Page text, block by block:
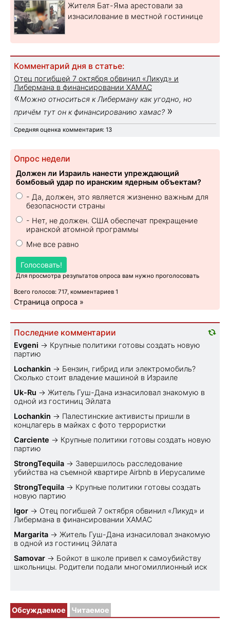
Жителя Бат-Яма арестовали за
изнасилование в местной гостинице
Комментарий дня в статье:
Отец погибшей 7 октября обвинил «Ликуд» и
Либермана в финансировании ХАМАС
«Можно относиться к Либерману как угодно, но
причём тут он к финансированию хамас? »
Средняя оценка комментария: 13
Опрос недели
Должен ли Израиль нанести упреждающий
бомбовый удар по иранским ядерным объектам?
- Да, должен, это является жизненно важным для
безопасности страны
- Нет, не должен. США обеспечат прекращение
иранской атомной программы
Мне все равно
Голосовать!
Для просмотра результатов опроса вам нужно проголосовать
Всего голосов: 717, комментариев 1
Страница опроса »
Последние комментарии
Evgeni → Крупные политики готовы создать новую
партию
Lochankin → Бензин, гибрид или электромобиль?
Cколько стоит владение машиной в Израиле
Uk-Ru → Житель Гуш-Дана изнасиловал знакомую в
одной из гостиниц Эйлата
Lochankin → Палестинские активисты пришли в
концлагерь в майках с фото террористки
Carciente → Крупные политики готовы создать новую
партию
StrongTequila → Завершилось расследование
убийства на съемной квартире Airbnb в Иерусалиме
StrongTequila → Крупные политики готовы создать
новую партию
Igor → Отец погибшей 7 октября обвинил «Ликуд» и
Либермана в финансировании ХАМАС
Margarita → Житель Гуш-Дана изнасиловал знакомую
в одной из гостиниц Эйлата
Samovar → Бойкот в школе привел к самоубийству
школьницы. Родители подали многомиллионный иск
Обсуждаемое Читаемое